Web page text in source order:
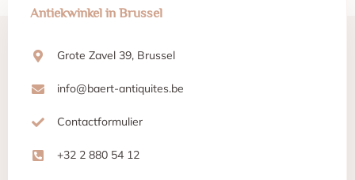
Antiekwinkel in Brussel
Grote Zavel 39, Brussel
info@baert-antiquites.be
Contactformulier
+32 2 880 54 12